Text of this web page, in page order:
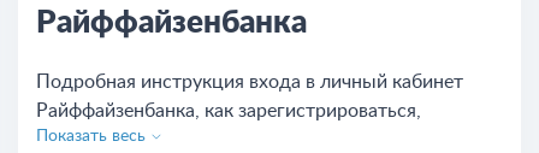
Райффайзенбанка
Подробная инструкция входа в личный кабинет
Райффайзенбанка, как зарегистрироваться,
восстановить и сменить пароль, описание
Показать весь